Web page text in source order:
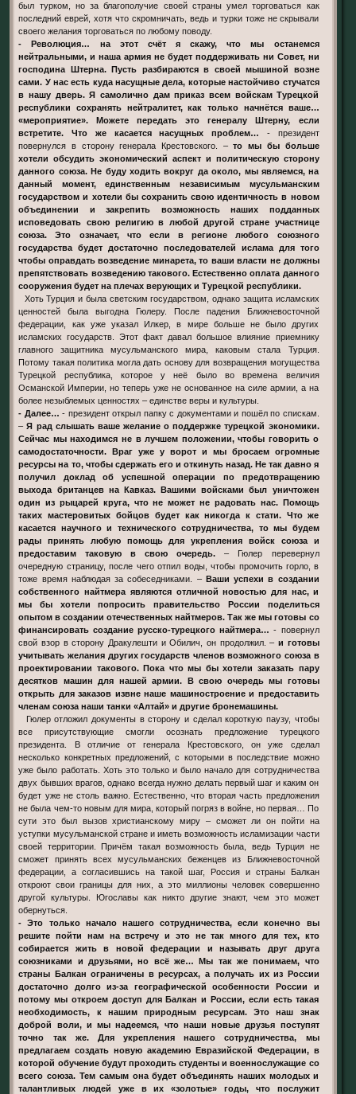
был турком, но за благополучие своей страны умел торговаться как
последний еврей, хотя что скромничать, ведь и турки тоже не скрывали
своего желания торговаться по любому поводу.
- Революция… на этот счёт я скажу, что мы останемся
нейтральными, и наша армия не будет поддерживать ни Совет, ни
господина Штерна. Пусть разбираются в своей мышиной возне
сами. У нас есть куда насущные дела, которые настойчиво стучатся
в нашу дверь. Я самолично дам приказ всем войскам Турецкой
республики сохранять нейтралитет, как только начнётся ваше…
«мероприятие». Можете передать это генералу Штерну, если
встретите. Что же касается насущных проблем… - президент
повернулся в сторону генерала Крестовского. –то мы бы больше
хотели обсудить экономический аспект и политическую сторону
данного союза. Не буду ходить вокруг да около, мы являемся, на
данный момент, единственным независимым мусульманским
государством и хотели бы сохранить свою идентичность в новом
объединении и закрепить возможность наших подданных
исповедовать свою религию в любой другой стране участнице
союза. Это означает, что если в регионе любого союзного
государства будет достаточно последователей ислама для того
чтобы оправдать возведение минарета, то ваши власти не должны
препятствовать возведению такового. Естественно оплата данного
сооружения будет на плечах верующих и Турецкой республики.
Хоть Турция и была светским государством, однако защита исламских
ценностей была выгодна Гюлеру. После падения Ближневосточной
федерации, как уже указал Илкер, в мире больше не было других
исламских государств. Этот факт давал большое влияние приемнику
главного защитника мусульманского мира, каковым стала Турция.
Потому такая политика могла дать основу для возвращения могущества
Турецкой республика, которое у неё было во времена величия
Османской Империи, но теперь уже не основанное на силе армии, а на
более незыблемых ценностях – единстве веры и культуры.
- Далее…- президент открыл папку с документами и пошёл по спискам.
– Я рад слышать ваше желание о поддержке турецкой экономики.
Сейчас мы находимся не в лучшем положении, чтобы говорить о
самодостаточности. Враг уже у ворот и мы бросаем огромные
ресурсы на то, чтобы сдержать его и откинуть назад. Не так давно я
получил доклад об успешной операции по предотвращению
выхода британцев на Кавказ. Вашими войсками был уничтожен
один из рыцарей круга, что не может не радовать нас. Помощь
таких мастеровитых бойцов будет как никогда к стати. Что же
касается научного и технического сотрудничества, то мы будем
рады принять любую помощь для укрепления войск союза и
предоставим таковую в свою очередь.– Гюлер перевернул
очередную страницу, после чего отпил воды, чтобы промочить горло, в
тоже время наблюдая за собеседниками. –Ваши успехи в создании
собственного найтмера являются отличной новостью для нас, и
мы бы хотели попросить правительство России поделиться
опытом в создании отечественных найтмеров. Так же мы готовы со
финансировать создание русско-турецкого найтмера…- повернул
свой взор в сторону Дракулешти и Обилич, он продолжил. – и готовы
учитывать желания других государств членов возможного союза в
проектировании такового. Пока что мы бы хотели заказать пару
десятков машин для нашей армии. В свою очередь мы готовы
открыть для заказов извне наше машиностроение и предоставить
членам союза наши танки «Алтай» и другие бронемашины.
Гюлер отложил документы в сторону и сделал короткую паузу, чтобы
все присутствующие смогли осознать предложение турецкого
президента. В отличие от генерала Крестовского, он уже сделал
несколько конкретных предложений, с которыми в последствие можно
уже было работать. Хоть это только и было начало для сотрудничества
двух бывших врагов, однако всегда нужно делать первый шаг и каким он
будет уже не столь важно. Естественно, что вторая часть предложения
не была чем-то новым для мира, который погряз в войне, но первая… По
сути это был вызов христианскому миру – сможет ли он пойти на
уступки мусульманской стране и иметь возможность исламизации части
своей территории. Причём такая возможность была, ведь Турция не
сможет принять всех мусульманских беженцев из Ближневосточной
федерации, а согласившись на такой шаг, Россия и страны Балкан
откроют свои границы для них, а это миллионы человек совершенно
другой культуры. Югославы как никто другие знают, чем это может
обернуться.
- Это только начало нашего сотрудничества, если конечно вы
решите пойти нам на встречу и это не так много для тех, кто
собирается жить в новой федерации и называть друг друга
союзниками и друзьями, но всё же… Мы так же понимаем, что
страны Балкан ограничены в ресурсах, а получать их из России
достаточно долго из-за географической особенности России и
потому мы откроем доступ для Балкан и России, если есть такая
необходимость, к нашим природным ресурсам. Это наш знак
доброй воли, и мы надеемся, что наши новые друзья поступят
точно так же. Для укрепления нашего сотрудничества, мы
предлагаем создать новую академию Евразийской Федерации, в
которой обучение будут проходить студенты и военнослужащие со
всего союза. Тем самым она будет объединять наших молодых и
талантливых людей уже в их «золотые» годы, что послужит